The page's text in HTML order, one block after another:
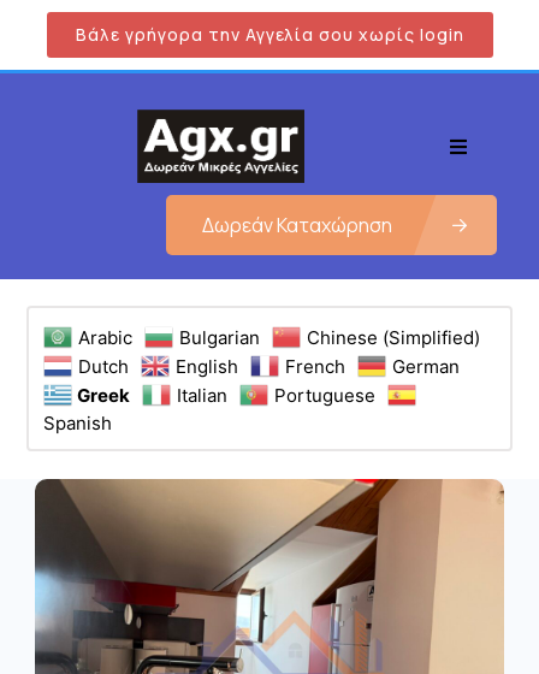
Βάλε γρήγορα την Αγγελία σου χωρίς login
Δωρεάν Καταχώρηση
Arabic Bulgarian
Chinese (Simplified)
Dutch
English French
German
Greek
Italian
Portuguese
Spanish